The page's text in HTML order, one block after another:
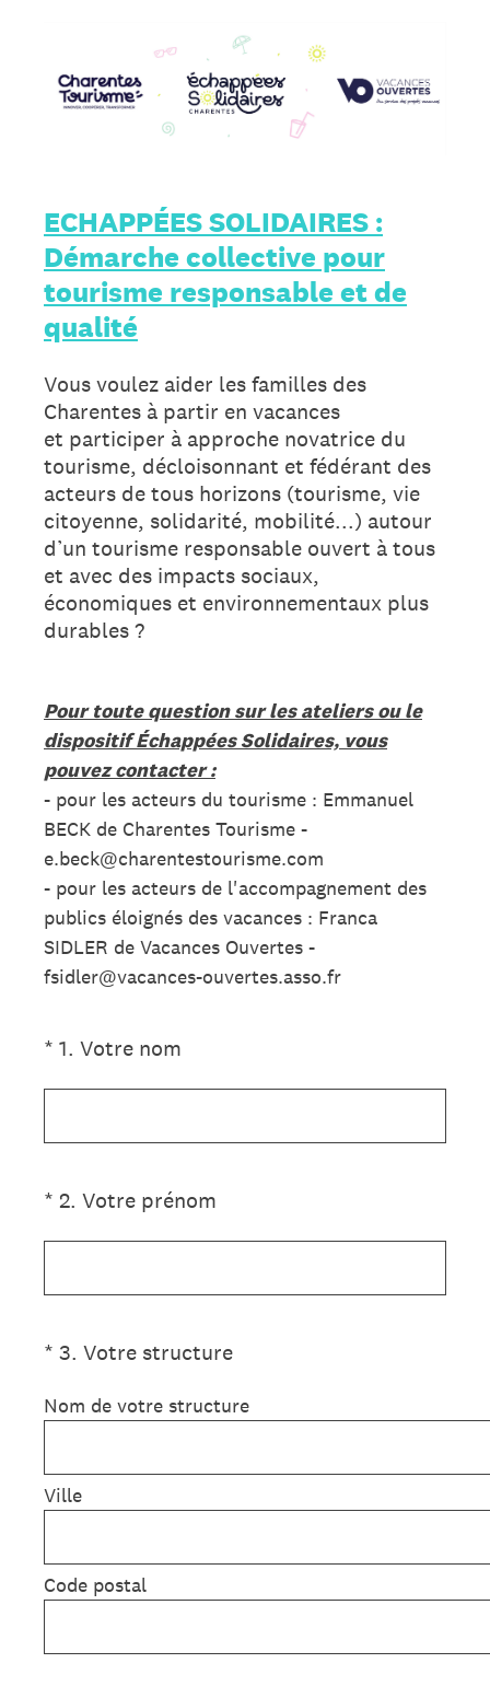
ECHAPPÉES SOLIDAIRES :
Démarche collective pour
tourisme responsable et de
qualité
Vous voulez aider les familles des
Charentes à partir en vacances
et participer à approche novatrice du
tourisme, décloisonnant et fédérant des
acteurs de tous horizons (tourisme, vie
citoyenne, solidarité, mobilité...) autour
d’un tourisme responsable ouvert à tous
et avec des impacts sociaux,
économiques et environnementaux plus
durables ?
Pour toute question sur les ateliers ou le
dispositif Échappées Solidaires, vous
pouvez contacter :
- pour les acteurs du tourisme : Emmanuel
BECK de Charentes Tourisme -
e.beck@charentestourisme.com
- pour les acteurs de l'accompagnement des
publics éloignés des vacances : Franca
SIDLER de Vacances Ouvertes -
fsidler@vacances-ouvertes.asso.fr
* 1. Votre nom
(Obligatoire)
* 2. Votre prénom
(Obligatoire)
* 3. Votre structure
(Obligatoire)
Nom de votre structure
Ville
Code postal